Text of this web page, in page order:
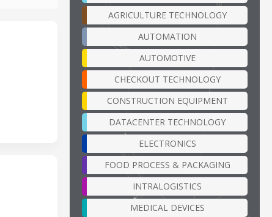
AGRICULTURE TECHNOLOGY
AUTOMATION
AUTOMOTIVE
CHECKOUT TECHNOLOGY
CONSTRUCTION EQUIPMENT
DATACENTER TECHNOLOGY
ELECTRONICS
FOOD PROCESS & PACKAGING
INTRALOGISTICS
MEDICAL DEVICES